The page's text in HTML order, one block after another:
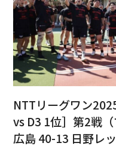
NTTリーグワン
vs D3 1位］第2戦
広島 40-13 日野レ